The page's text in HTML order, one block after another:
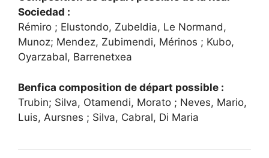
Sociedad :
Rémiro ; Elustondo, Zubeldia, Le Normand,
Munoz; Mendez, Zubimendi, Mérinos ; Kubo,
Oyarzabal, Barrenetxea
Benfica composition de départ possible :
Trubin; Silva, Otamendi, Morato ; Neves, Mario,
Luis, Aursnes ; Silva, Cabral, Di Maria